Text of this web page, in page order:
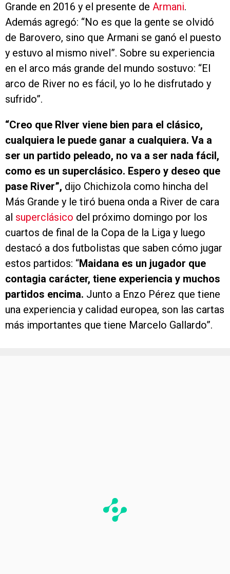
Grande en 2016 y el presente de Armani.
Además agregó: “No es que la gente se olvidó
de Barovero, sino que Armani se ganó el puesto
y estuvo al mismo nivel”. Sobre su experiencia
en el arco más grande del mundo sostuvo: “El
arco de River no es fácil, yo lo he disfrutado y
sufrido”.
“Creo que RIver viene bien para el clásico,
cualquiera le puede ganar a cualquiera. Va a
ser un partido peleado, no va a ser nada fácil,
como es un superclásico. Espero y deseo que
pase River”, dijo Chichizola como hincha del
Más Grande y le tiró buena onda a River de cara
al superclásico del próximo domingo por los
cuartos de final de la Copa de la Liga y luego
destacó a dos futbolistas que saben cómo jugar
estos partidos: “Maidana es un jugador que
contagia carácter, tiene experiencia y muchos
partidos encima. Junto a Enzo Pérez que tiene
una experiencia y calidad europea, son las cartas
más importantes que tiene Marcelo Gallardo”.